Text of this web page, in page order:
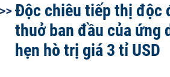
Độc chiêu tiếp thị độc
thuở ban đầu của ứng
hẹn hò trị giá 3 tỉ USD